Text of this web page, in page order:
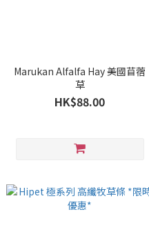
Marukan Alfalfa Hay 美國苜蓿
草
HK$88.00